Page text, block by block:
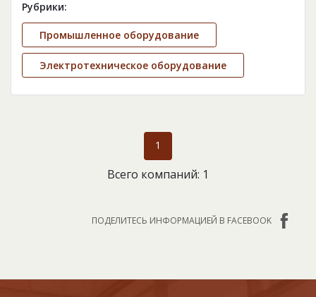
Рубрики:
Промышленное оборудование
Электротехническое оборудование
1
Всего компаний: 1
ПОДЕЛИТЕСЬ ИНФОРМАЦИЕЙ В FACEBOOK